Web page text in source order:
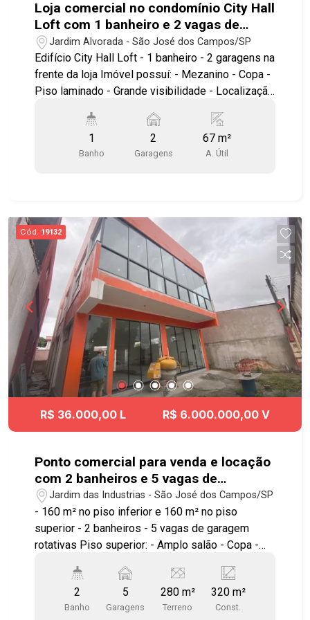
Loja comercial no condomínio City Hall
Loft com 1 banheiro e 2 vagas de
garagem - Jardim Alvorada - SJC
Jardim Alvorada - São José dos Campos/SP
Edifício City Hall Loft - 1 banheiro - 2 garagens na
frente da loja Imóvel possuí: - Mezanino - Copa -
Piso laminado - Grande visibilidade - Localização
Preparação para ar condicionado Loja na Av.
Cassiano Ricardo, sob o City Hall. Ótima
localização, próximo ao Colinas Shopping,
cidade, oferece fácil acesso ao Anel Viário, à
Rodovia Presidente Dutra e às regiões Central,
Oeste e Sul de São José dos Campos. Agende já
sua visita! #imobiliaria #geraçãoimóveis
#comerciallocação #comerciallocaçãoSJC
#JardimAlvorada
1
Banho
2
Garagens
67 m²
A. Útil
Cód. 19132
R$ 36.000,00 L R$ 6.000.000,00 V
Ponto comercial para venda e locação
com 2 banheiros e 5 vagas de
garagem - 320m² de construção - No
bairro Jardim das Industrias - SJC
Jardim das Industrias - São José dos Campos/SP
- 160 m² no piso inferior e 160 m² no piso
superior - 2 banheiros - 5 vagas de garagem
rotativas Piso superior: - Amplo salão - Copa -
Ótima localização, próximo ao supermercado
Spani Atacadista, Johnson & Johnson, Hospital
Regional de São José dos Campos, conta com
2
Banho
5
Garagens
280 m²
Terreno
320 m²
Const.